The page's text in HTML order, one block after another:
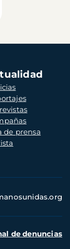
de prensa
de denuncias